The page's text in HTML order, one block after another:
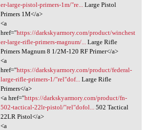
er-large-pistol-primers-1m/"re...
Large Pistol
Primers 1M</a>
<a
href="https://darkskyarmory.com/product/winchest
er-large-rifle-primers-magnum/...
Large Rifle
Primers Magnum 8 1/2M-120 RF Primer</a>
<a
href="https://darkskyarmory.com/product/federal-
large-rifle-primers-1/"rel"dof...
Large Rifle
Primers</a>
<a href="https://darkskyarmory.com/product/fn-
502-tactical-22lr-pistol/"rel"dofol...
502 Tactical
22LR Pistol</a>
<a